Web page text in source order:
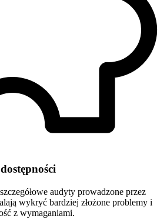
audyty prowadzone przez
wykryć bardziej złożone problemy i
z wymaganiami.